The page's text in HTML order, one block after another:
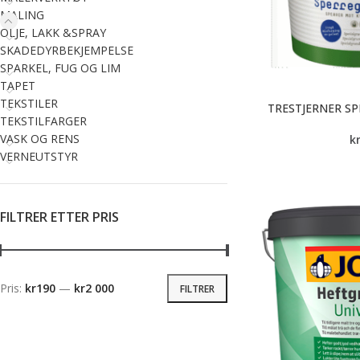
MALING
OLJE, LAKK &SPRAY
SKADEDYRBEKJEMPELSE
SPARKEL, FUG OG LIM
TAPET
TEKSTILER
TEKSTILFARGER
VASK OG RENS
VERNEUTSTYR
FILTRER ETTER PRIS
FILTRER
Pris: kr190 — kr2 000
TRESTJERNER